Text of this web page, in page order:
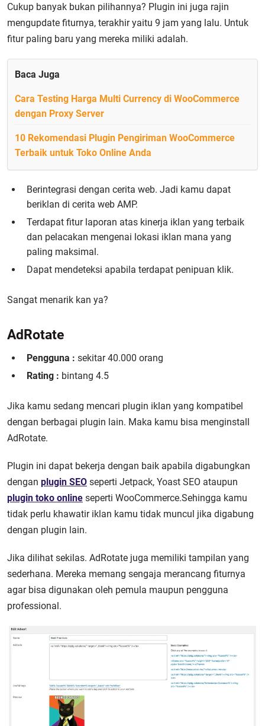
Cukup banyak bukan pilihannya? Plugin ini juga rajin
mengupdate fiturnya, terakhir yaitu 9 jam yang lalu. Untuk
fitur paling baru yang mereka miliki adalah.
Baca Juga
Cara Testing Harga Multi Currency di WooCommerce
dengan Proxy Server
10 Rekomendasi Plugin Pengiriman WooCommerce
Terbaik untuk Toko Online Anda
Berintegrasi dengan cerita web. Jadi kamu dapat
beriklan di cerita web AMP.
Terdapat fitur laporan atas kinerja iklan yang terbaik
dan pelacakan mengenai lokasi iklan mana yang
paling maksimal.
Dapat mendeteksi apabila terdapat penipuan klik.
Sangat menarik kan ya?
AdRotate
Pengguna : sekitar 40.000 orang
Rating : bintang 4.5
Jika kamu sedang mencari plugin iklan yang kompatibel
dengan berbagai plugin lain. Maka kamu bisa menginstall
AdRotate.
Plugin ini dapat bekerja dengan baik apabila digabungkan
dengan plugin SEO seperti Jetpack, Yoast SEO ataupun
plugin toko online seperti WooCommerce.Sehingga kamu
tidak perlu khawatir iklan kamu tidak muncul jika digabung
dengan plugin lain.
Jika dilihat sekilas. AdRotate juga memiliki tampilan yang
sederhana. Mereka memang sengaja merancang fiturnya
agar bisa digunakan oleh pemula maupun pengguna
professional.